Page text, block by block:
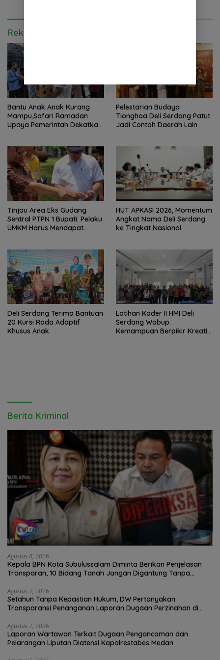
Rekomendasi untuk kamu
Bantu Anak Anak Kurang
Mampu,Safari Ramadan
Upaya Pemerintah Dekatkan
Pelestarian Budaya
Tionghoa Deli Serdang Patut
Jadi Contoh Daerah Lain
Tinjau Area Eks Gudang
Sentral PTPN 1 Bupati: Pelaku
UMKM Harus Mendapat
HUT APKASI 2026, Momentum
Angkat Nama Deli Serdang
ke Tingkat Nasional
Deli Serdang Terima Bantuan
20 Kursi Roda Adaptif
Khusus Anak
Latihan Kader II HMI Deli
Serdang Wabup:
Kemampuan Berpikir Kreatif
Berita Kriminal
Agustus 8, 2026
Kepala BPN Kota Subulussalam Diminta Berikan Penjelasan
Transparan, 10 Bidang Tanah Jangan Digantung Tanpa
Agustus 7, 2026
Setahun Tanpa Kepastian Hukum, DW Pertanyakan
Transparansi Penanganan Laporan Dugaan Perzinahan di
Agustus 7, 2026
Laporan Wartawan Terkait Dugaan Pengancaman dan
Pelarangan Liputan Diatensi Kapolrestabes Medan